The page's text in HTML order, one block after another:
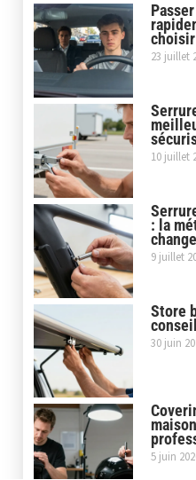
23 juillet
10 juillet
: la
9 juillet
Store
30 juin
5 juin